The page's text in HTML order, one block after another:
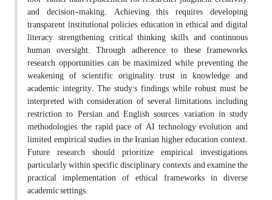
and decision-making. Achieving this requires developing
transparent institutional policies, education in ethical and digital
literacy, strengthening critical thinking skills, and continuous
human oversight. Through adherence to these frameworks,
research opportunities can be maximized while preventing the
weakening of scientific originality, trust in knowledge, and
academic integrity. The study's findings, while robust, must be
interpreted with consideration of several limitations, including
restriction to Persian and English sources, variation in study
methodologies, the rapid pace of AI technology evolution, and
limited empirical studies in the Iranian higher education context.
Future research should prioritize empirical investigations,
particularly within specific disciplinary contexts, and examine the
practical implementation of ethical frameworks in diverse
academic settings.